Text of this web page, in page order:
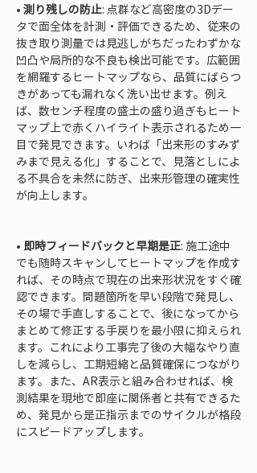
• 測り残しの防止: 点群など高密度の3Dデー
タで面全体を計測・評価できるため、従来の
抜き取り測量では見逃しがちだったわずかな
凹凸や局所的な不良も検出可能です。広範囲
を網羅するヒートマップなら、品質にばらつ
きがあっても漏れなく洗い出せます。例え
ば、数センチ程度の盛土の盛り過ぎもヒート
マップ上で赤くハイライト表示されるため一
目で発見できます。いわば「出来形のすみず
みまで見える化」することで、見落としによ
る不具合を未然に防ぎ、出来形管理の確実性
が向上します。
• 即時フィードバックと早期是正: 施工途中
でも随時スキャンしてヒートマップを作成す
れば、その時点で現在の出来形状況をすぐ確
認できます。問題箇所を早い段階で発見し、
その場で手直しすることで、後になってから
まとめて修正する手戻りを最小限に抑えられ
ます。これにより工事完了後の大幅なやり直
しを減らし、工期短縮と品質確保につながり
ます。また、AR表示と組み合わせれば、検
測結果を現地で即座に関係者と共有できるた
め、発見から是正指示までのサイクルが格段
にスピードアップします。